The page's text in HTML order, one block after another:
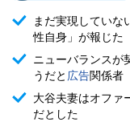
まだ実現していな
性自身」が報じた
ニューバランスが
うだと 広告関係者
大谷夫妻はオファ
だとした